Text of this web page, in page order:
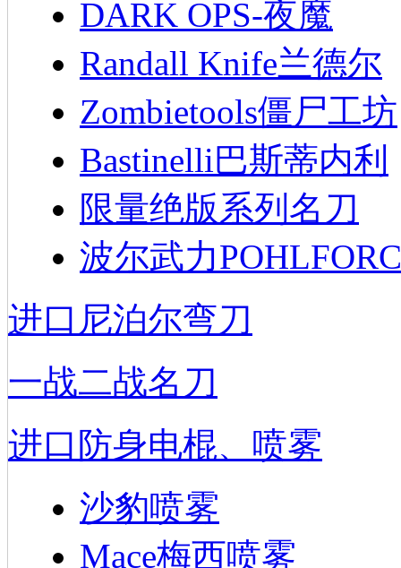
DARK OPS-夜魔
Randall Knife兰德尔
Zombietools僵尸工坊
Bastinelli巴斯蒂内利
限量绝版系列名刀
波尔武力
进口尼泊尔弯刀
一战二战名刀
进口防身电棍、喷雾
沙豹喷雾
Mace梅西喷雾